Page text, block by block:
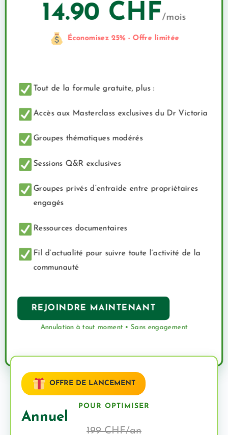
14.90 CHF/mois
Économisez 25% - Offre limitée
Tout de la formule gratuite, plus :
Accès aux Masterclass exclusives du Dr Victoria
Groupes thématiques modérés
Sessions Q&R exclusives
Groupes privés d’entraide entre propriétaires
engagés
Ressources documentaires
Fil d’actualité pour suivre toute l’activité de la
communauté
REJOINDRE MAINTENANT
Annulation à tout moment • Sans engagement
OFFRE DE LANCEMENT
POUR OPTIMISER
Annuel
199 CHF/an